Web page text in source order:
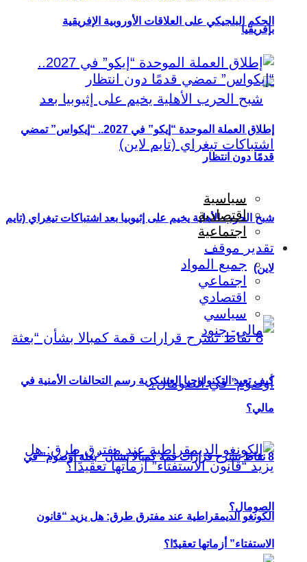
بإفريقيا
شبح الحرب الأهلية يخيم على إثيوبيا بعد اشتباكات تيغراي (تايم
لاين)
8 نقاط تشرح قرارات قمة كمبالا بشأن “بعثة أوصوم” في
الصومال؟
الحكم البلجيكي على العلاقات الأوروبية الإفريقية
إطلاق العملة الموحدة “إيكو” في 2027.. “إيكواس” تمضي
قدمًا دون انتظار
سياسية
اقتصادية
اجتماعية
تقدير موقف
جميع المواد
اجتماعي
اقتصادي
سياسي
كيف تعيد التكنولوجيا العسكرية رسم التحالفات الأمنية في
مالي؟
الكونغو الديمقراطية عند مفترق طرق: هل يزيد “قانون
الاستفتاء” أزماتها تعقيدًا؟